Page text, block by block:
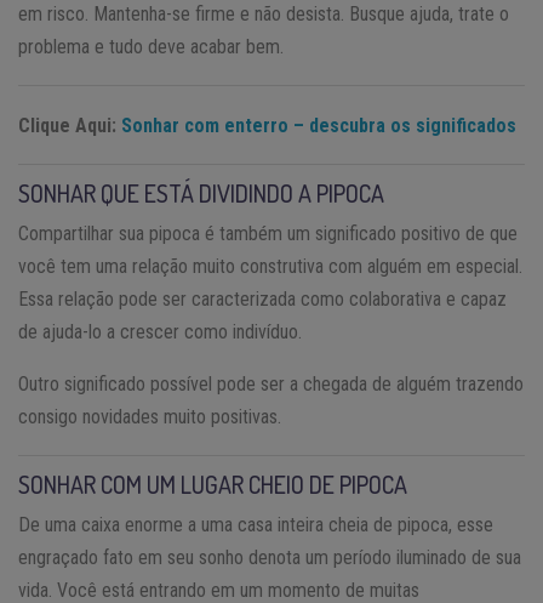
em risco. Mantenha-se firme e não desista. Busque ajuda, trate o
problema e tudo deve acabar bem.
Clique Aqui: Sonhar com enterro – descubra os significados
SONHAR QUE ESTÁ DIVIDINDO A PIPOCA
Compartilhar sua pipoca é também um significado positivo de que
você tem uma relação muito construtiva com alguém em especial.
Essa relação pode ser caracterizada como colaborativa e capaz
de ajuda-lo a crescer como indivíduo.
Outro significado possível pode ser a chegada de alguém trazendo
consigo novidades muito positivas.
SONHAR COM UM LUGAR CHEIO DE PIPOCA
De uma caixa enorme a uma casa inteira cheia de pipoca, esse
engraçado fato em seu sonho denota um período iluminado de sua
vida. Você está entrando em um momento de muitas